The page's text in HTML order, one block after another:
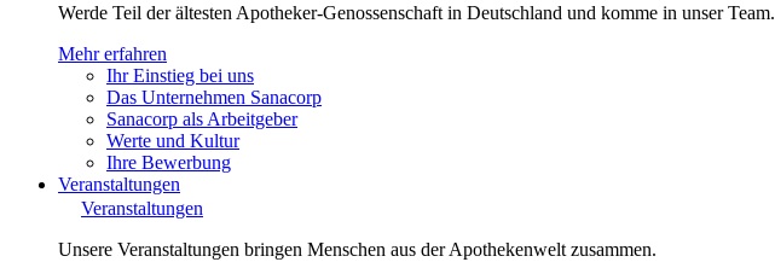
Werde Teil der ältesten Apotheker-Genossenschaft in Deutschland und komme in unser Team.
Mehr erfahren
Ihr Einstieg bei uns
Das Unternehmen Sanacorp
Sanacorp als Arbeitgeber
Werte und Kultur
Ihre Bewerbung
Veranstaltungen
Veranstaltungen
Unsere Veranstaltungen bringen Menschen aus der Apothekenwelt zusammen.